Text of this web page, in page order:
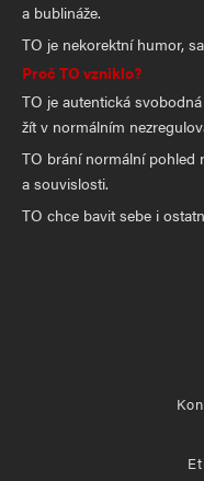
a bublináže.
TO je nekorektní humor,
Proč TO vzniklo?
TO je autentická
žít v normálním
TO brání normální pohled
a souvislosti.
TO chce bavit sebe i